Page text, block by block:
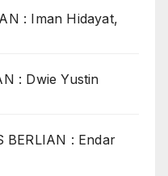
: Iman Hidayat,
: Dwie Yustin
BERLIAN : Endar